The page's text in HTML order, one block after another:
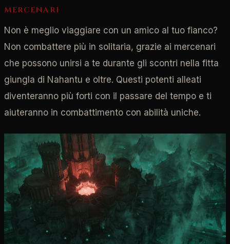
MERCENARI
Non è meglio viaggiare con un amico al tuo fianco?
Non combattere più in solitaria, grazie ai mercenari
che possono unirsi a te durante gli scontri nella fitta
giungla di Nahantu e oltre. Questi potenti alleati
diventeranno più forti con il passare del tempo e ti
aiuteranno in combattimento con abilità uniche.